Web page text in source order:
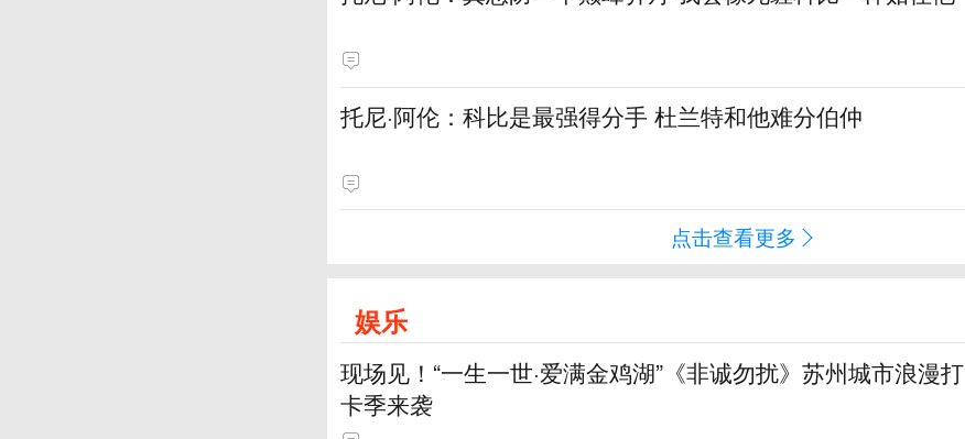
托尼·阿伦：科比是最强得分手 杜兰特和他难分伯仲
点击查看更多
娱乐
现场见！“一生一世·爱满金鸡湖”《非诚勿扰》苏州城市浪漫打
卡季来袭